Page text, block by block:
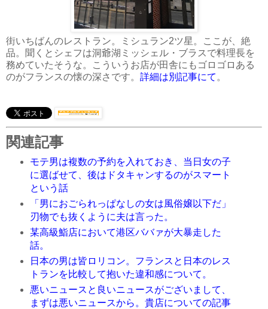
街いちばんのレストラン。ミシュラン2ツ星。ここが、絶
品。聞くとシェフは洞爺湖ミッシェル・ブラスで料理長を
務めていたそうな。こういうお店が田舎にもゴロゴロある
のがフランスの懐の深さです。 詳細は別記事にて 。
関連記事
モテ男は複数の予約を入れておき、当日女の子
に選ばせて、後はドタキャンするのがスマート
という話
「男におごられっぱなしの女は風俗嬢以下だ」
刃物でも抜くように夫は言った。
某高級鮨店において港区ババァが大暴走した
話。
日本の男は皆ロリコン。フランスと日本のレス
トランを比較して抱いた違和感について。
悪いニュースと良いニュースがございまして、
まずは悪いニュースから。貴店についての記事